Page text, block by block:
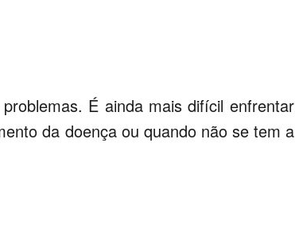
É ainda mais difícil enfrentar
da doença ou quando não se tem a